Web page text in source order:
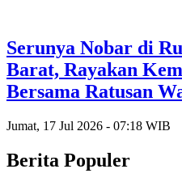
Serunya Nobar di
Barat, Rayakan
Bersama Ratusan
Jumat, 17 Jul 2026 - 07:18 WIB
Berita Populer